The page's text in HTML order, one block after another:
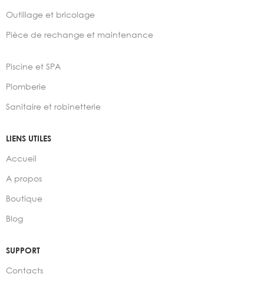
Outillage et bricolage
Pièce de rechange et maintenance
Piscine et SPA
Plomberie
Sanitaire et robinetterie
LIENS UTILES
Accueil
A propos
Boutique
Blog
SUPPORT
Contacts